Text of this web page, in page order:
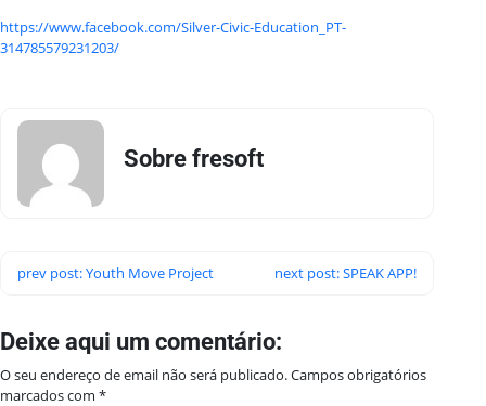
https://www.facebook.com/Silver-Civic-Education_PT-
314785579231203/
Sobre fresoft
prev post: Youth Move Project next post: SPEAK APP!
Deixe aqui um comentário:
O seu endereço de email não será publicado.Campos obrigatórios
marcados com *